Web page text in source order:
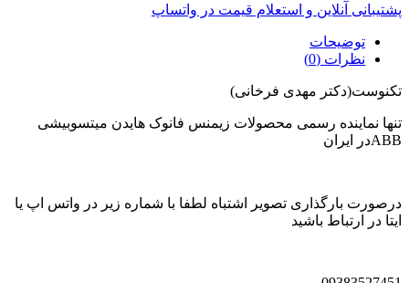
پشتیبانی آنلاین و استعلام قیمت در واتساپ
توضیحات
نظرات (0)
تکنوست(دکتر مهدی فرخانی)
تنها نماینده رسمی محصولات زیمنس فانوک هایدن میتسوبیشی
ABBدر ایران
درصورت بارگذاری تصویر اشتباه لطفا با شماره زیر در واتس اپ یا
ایتا در ارتباط باشید